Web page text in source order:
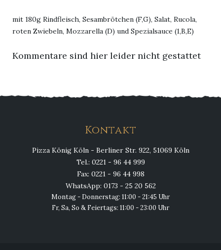
mit 180g Rindfleisch, Sesambrötchen (F,G), Salat, Rucola,
roten Zwiebeln, Mozzarella (D) und Spezialsauce (1,B,E)
Kommentare sind hier leider nicht gestattet
Kontakt
Pizza König Köln - Berliner Str. 922, 51069 Köln
Tel.: 0221 - 96 44 999
Fax: 0221 - 96 44 998
WhatsApp: 0173 - 25 20 562
Montag - Donnerstag: 11:00 - 21:45 Uhr
Fr, Sa, So & Feiertags: 11:00 - 23:00 Uhr